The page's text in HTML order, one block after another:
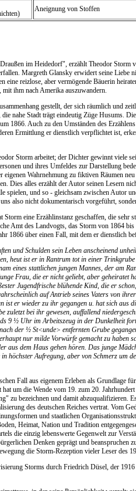
Aneignung von Stoffen
im Heidedorf", erzählt Theodor
Margreth Glansky erwidert seine Liebe
eine reizlose, aber vermögende Bäuerin
mit ihm nach Amerika auszuwandern.
gestellt, der sich räumlich und
nahe Stadt trägt eindeutig Züge Husums.
1866. Auch zu den Umständen des
Ermittlung er dienstlich verpflichtet ist,
Storm arbeitet; der Dichter gewinnt viele
und ihres Umfeldes zur Darstellung
eigenen Wahrnehmung zu fiktiven Räumen
Dies alles erzählt der Autor seinen Lesern
spielen, und so - gleichsam zwischen Autor
also nicht dokumentarisch vorgeführt,
eine Erzählinstanz geschaffen, die sehr
Amt des Landvogts, das Storm von 1864
1866 über einen Fall, mit dem er dienstlich
und Schulden sein Leben anscheinend
heut ist er in Rantrum tot in einer
eines stattlichen jungen Mannes, der am
Frau, die er nicht geliebt, aber geheiratet
Jugendfrische blühende Kind, die er
auf Antrieb seines Vaters von
ist er wieder zu ihr gegangen u. hat sich aus
zuletzt bei ihr gewesen, auffallend
9 ½ Uhr im Arbeitszeug in der Dunkelheit
der ½ St<unde> entfernten Grube
nur milde Vorwürfe gemacht zu haben
aus dem Haus gehen hören. Das junge
höchster Aufregung, aber von Schmerz um
Fall aus eigenem Erleben als Grundlage
um die Wende vom 19. zum 20.
zu bezeichnen und damit abzuqualifizieren.
des deutschen Reiches vertrat. Vom
und staatlichen
Heimat, Nation und Tradition
die einzig lebenswerte Gegenwelt zur
Denken geprägt und
die Storm-Rezeption vieler Leser des
Storms durch Friedrich Düsel, der